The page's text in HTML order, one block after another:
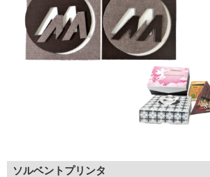
ソルベントプリンタ